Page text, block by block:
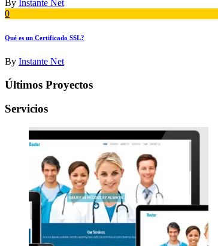
By Instante Net
0
Qué es un Certificado SSL?
By Instante Net
Últimos Proyectos
Servicios